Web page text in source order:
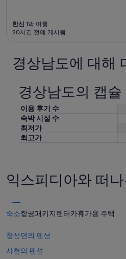
한신 1박 여행
20시간 전에 게시됨
경상남도에 대해
경상남도의 캡슐
이용 후기 수
숙박 시설 수
최저가
최고가
익스피디아와 떠
숙소항공패키지렌터카휴가용 주택
창선면의 펜션
사천의 펜션